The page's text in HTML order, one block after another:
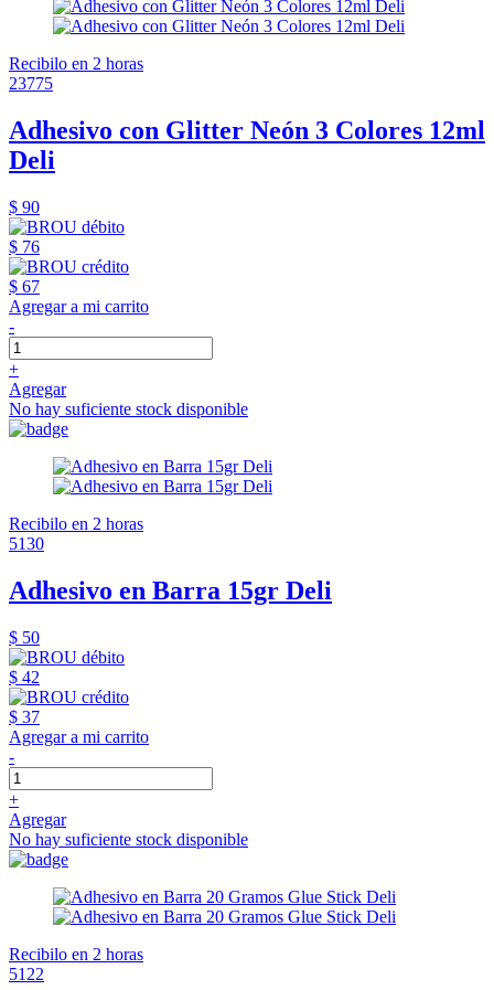
Recibilo en 2 horas
23775
Adhesivo con Glitter Neón 3 Colores 12ml
Deli
$ 90
$ 76
$ 67
Agregar a mi carrito
-
+
Agregar
No hay suficiente stock disponible
Recibilo en 2 horas
5130
Adhesivo en Barra 15gr Deli
$ 50
$ 42
$ 37
Agregar a mi carrito
-
+
Agregar
No hay suficiente stock disponible
Recibilo en 2 horas
5122